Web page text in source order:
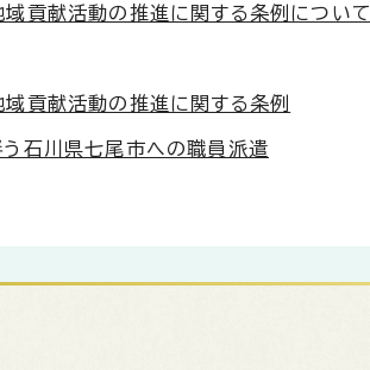
貢献活動の推進に関する条例について
貢献活動の推進に関する条例
石川県七尾市への職員派遣